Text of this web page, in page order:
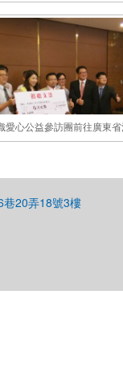
發明獎牌
愛心公益參訪團前往廣東
市交流公益服務
巷20弄18號3樓